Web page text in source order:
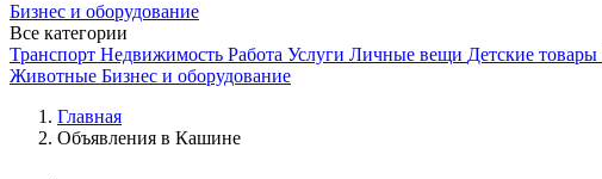
Бизнес и оборудование
Все категории
Транспорт Недвижимость Работа Услуги Личные вещи Детские товары
Животные Бизнес и оборудование
Главная
Объявления в Кашине